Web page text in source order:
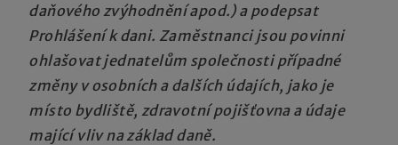
daňového zvýhodnění apod.) a podepsat
Prohlášení k dani. Zaměstnanci jsou povinni
ohlašovat jednatelům společnosti případné
změny v osobních a dalších údajích, jako je
místo bydliště, zdravotní pojišťovna a údaje
mající vliv na základ daně.